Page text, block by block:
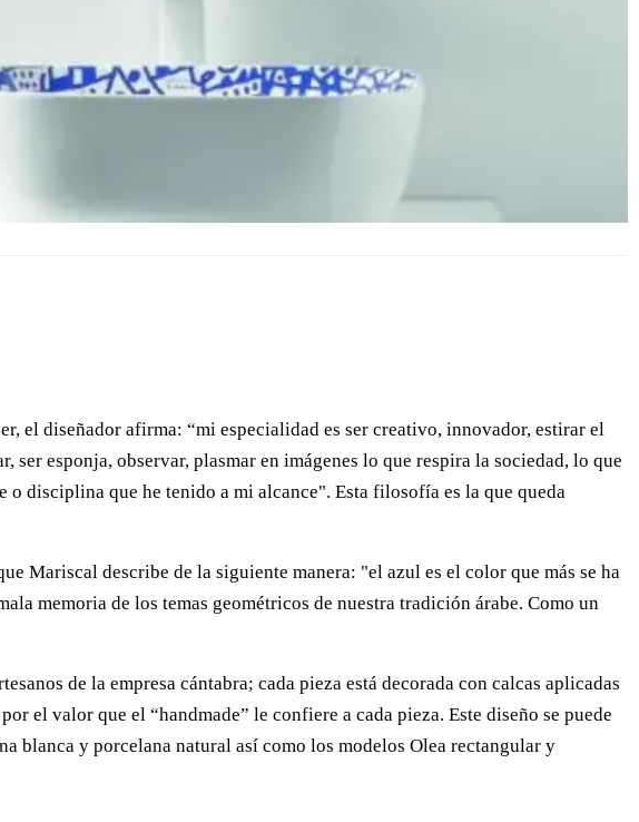
el diseñador afirma: “mi especialidad es ser creativo, innovador, estirar el
esponja, observar, plasmar en imágenes lo que respira la sociedad, lo que
o disciplina que he tenido a mi alcance". Esta filosofía es la que queda
Mariscal describe de la siguiente manera: "el azul es el color que más se ha
memoria de los temas geométricos de nuestra tradición árabe. Como un
de la empresa cántabra; cada pieza está decorada con calcas aplicadas
el valor que el “handmade” le confiere a cada pieza. Este diseño se puede
blanca y porcelana natural así como los modelos Olea rectangular y